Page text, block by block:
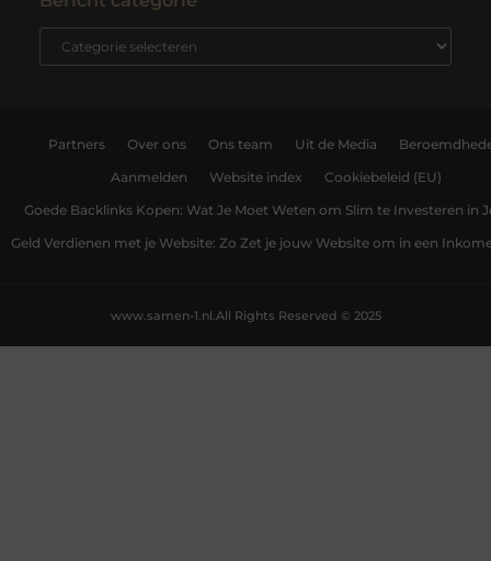
Partners Over ons Ons team Uit de Media
Aanmelden Website index Cookiebeleid (EU)
Goede Backlinks Kopen: Wat Je Moet Weten om Slim te Investeren in
Geld Verdienen met je Website: Zo Zet je jouw Website om in een
All Rights Reserved © 2025
www.samen-1.nl.